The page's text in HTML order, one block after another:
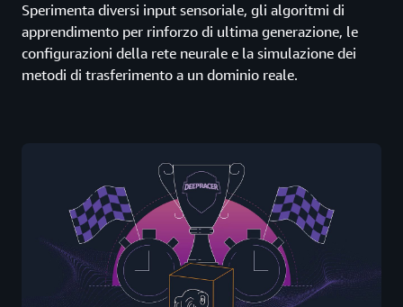
Sperimenta diversi input sensoriale, gli algoritmi di
apprendimento per rinforzo di ultima generazione, le
configurazioni della rete neurale e la simulazione dei
metodi di trasferimento a un dominio reale.